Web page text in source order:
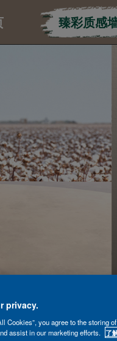
臻彩质感
privacy.
Cookies”, you agree to the storing
assist in our marketing efforts.
了